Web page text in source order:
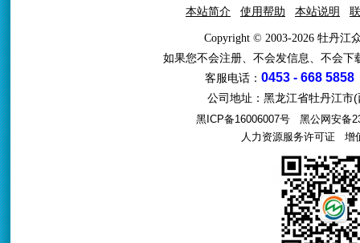
本站简介 使用帮助 本站说明
Copyright © 2003-2026 牡丹江
如果您不会注册、不会发信息、不会
客服电话： 0453 - 668 5858
公司地址：黑龙江省牡丹江市
黑ICP备16006007号
黑公网安备
人力资源服务许可证增值